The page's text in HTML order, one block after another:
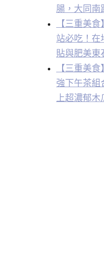
腸，大同南
【三重美
站必吃！在
貼與肥美東
【三重美
強下午茶組
上超濃郁木